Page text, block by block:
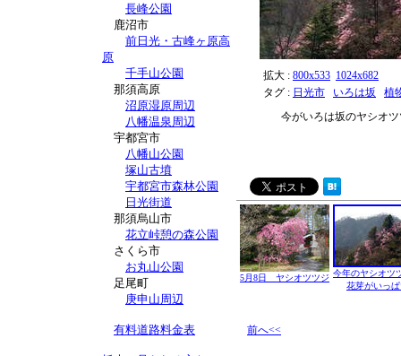
長峰公園
鹿沼市
前日光・古峰ヶ原高
原
千手山公園
那須高原
沼原湿原周辺
八幡温泉周辺
宇都宮市
八幡山公園
塚山古墳
宇都宮市森林公園
日光街道
那須烏山市
花立峠憩の森公園
さくら市
お丸山公園
足尾町
庚申山周辺
有料道路料金表
拡大 : 800x533 1024x682
タグ : 日光市 いろは坂
植
今がいろは坂のヤシオ
5月8日 ヤシオツツジ 今年のヤシオツ
花芽がいっ
前へ<<